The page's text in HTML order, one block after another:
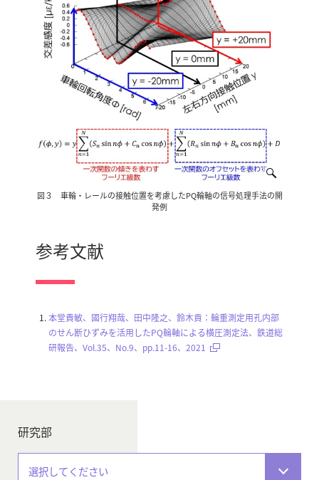
図３ 車輪・レールの接触位置を考慮したPQ輪軸の信号処理手法の開
発例
参考文献
本堂貴敏、國行翔哉、田中隆之、鈴木貢：輪重測定用孔内部
のせん断ひずみを活用したPQ輪軸による横圧測定法、鉄道総
研報告、Vol.35、No.9、pp.11-16、2021
研究部
選択してください